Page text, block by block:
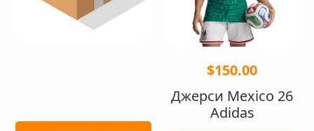
$150.00
Джерси Mexico 26
Adidas